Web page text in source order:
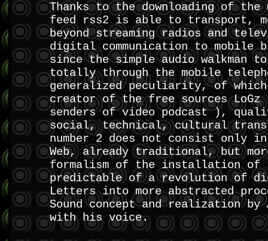
Thanks to the downloading of
feed rss2 is able to transport,
beyond streaming radios and
digital communication to mobile
since the simple audio walkman
totally through the mobile
generalized peculiarity, of which
creator of the free sources
senders of video podcast ),
social, technical, cultural
number 2 does not consist only
Web, already traditional, but
formalism of the installation of
predictable of a revolution of
Letters into more abstracted
Sound concept and realization
with his voice.